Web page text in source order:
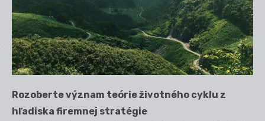
Rozoberte význam teórie životného cyklu z
hľadiska firemnej stratégie